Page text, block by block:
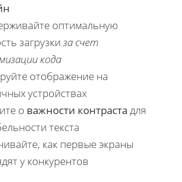
оптимальную
загрузки за счет
кода
отображение на
устройствах
о важности контраста для
текста
как первые экраны
у конкурентов